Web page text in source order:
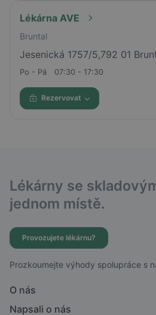
Lékárna AVE
Bruntal
Jesenická 1757/5,792 01
Po - Pá 07:30 - 17:30
Rezervovat
Lékárny se
jednom místě.
Provozujete lékárnu?
Prozkoumejte výhody spolupráce s
O nás
Napsali o nás